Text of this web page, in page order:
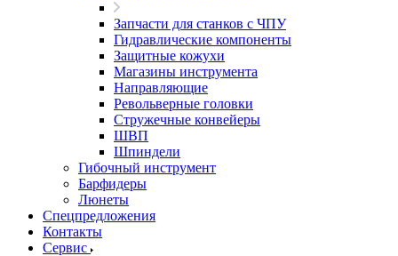
Запчасти для станков с ЧПУ
Гидравлические компоненты
Защитные кожухи
Магазины инструмента
Направляющие
Револьверные головки
Стружечные конвейеры
ШВП
Шпиндели
Гибочный инструмент
Барфидеры
Люнеты
Спецпредложения
Контакты
Сервис